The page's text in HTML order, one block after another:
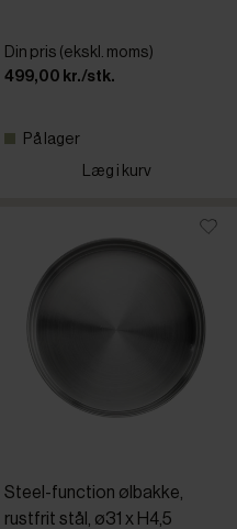
Din pris (ekskl. moms)
499,00 kr./stk.
På lager
Læg i kurv
Steel-function ølbakke,
rustfrit stål, ø31 x H4,5